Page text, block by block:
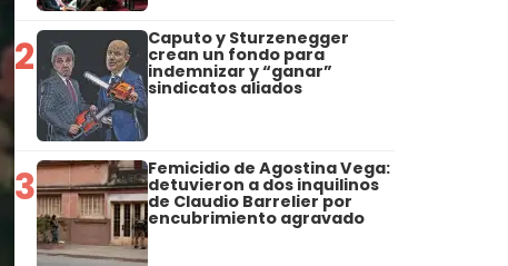
2 Caputo y Sturzenegger
crean un fondo para
indemnizar y “ganar”
sindicatos aliados
3 Femicidio de Agostina Vega:
detuvieron a dos inquilinos
de Claudio Barrelier por
encubrimiento agravado